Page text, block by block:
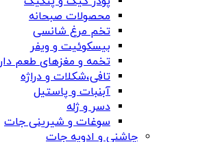
محصولات صبحانه
تخم مرغ شانسی
بیسکوئیت و ویفر
تخمه و مغزهای طعم دار
تافی،شکلات و دراژه
آبنبات و پاستیل
دسر و ژله
سوغات و شیرینی جات
چاشنی و ادویه جات